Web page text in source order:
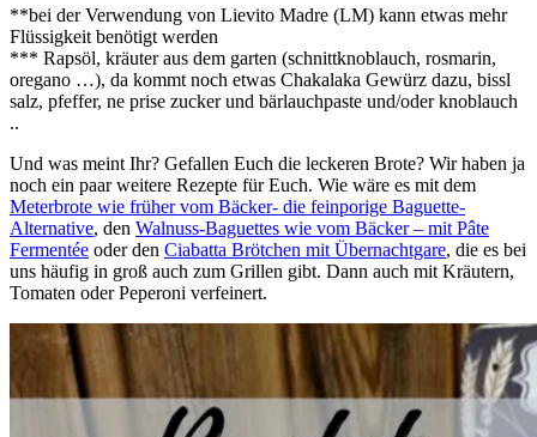
**bei der Verwendung von Lievito Madre (LM) kann etwas mehr
Flüssigkeit benötigt werden
*** Rapsöl, kräuter aus dem garten (schnittknoblauch, rosmarin,
oregano …), da kommt noch etwas Chakalaka Gewürz dazu, bissl
salz, pfeffer, ne prise zucker und bärlauchpaste und/oder knoblauch
..
Und was meint Ihr? Gefallen Euch die leckeren Brote? Wir haben ja
noch ein paar weitere Rezepte für Euch. Wie wäre es mit dem
Meterbrote wie früher vom Bäcker- die feinporige Baguette-
Alternative, den Walnuss-Baguettes wie vom Bäcker – mit Pâte
Fermentée oder den Ciabatta Brötchen mit Übernachtgare, die es bei
uns häufig in groß auch zum Grillen gibt. Dann auch mit Kräutern,
Tomaten oder Peperoni verfeinert.